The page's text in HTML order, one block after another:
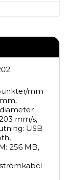
mm
mm/s,
USB
256 MB,